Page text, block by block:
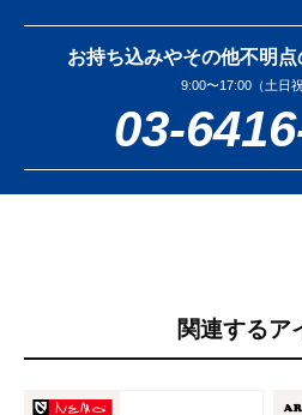
お持ち込みやその他不明点
9:00〜17:00（土日
03-
関連するア